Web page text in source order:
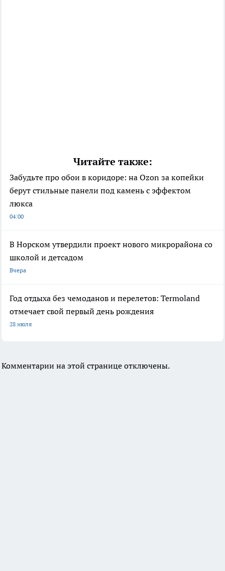
Читайте также:
Забудьте про обои в коридоре: на Ozon за копейки
берут стильные панели под камень с эффектом
люкса
04:00
В Норском утвердили проект нового микрорайона со
школой и детсадом
Вчера
Год отдыха без чемоданов и перелетов: Termoland
отмечает свой первый день рождения
28 июля
Комментарии на этой странице отключены.